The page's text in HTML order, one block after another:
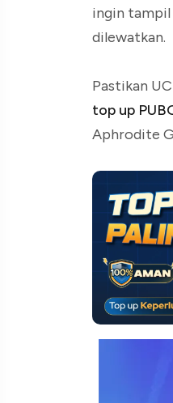
ingin tampil
dilewatkan.
Pastikan
top up
Aphrodite